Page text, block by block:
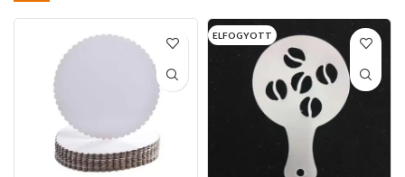
ELFOGYOTT